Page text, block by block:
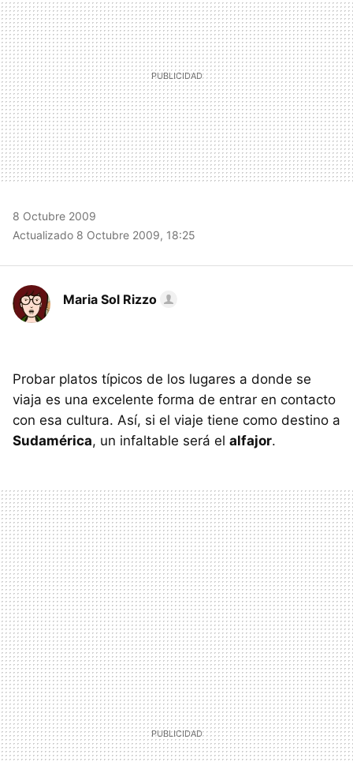
8 Octubre 2009
Actualizado 8 Octubre 2009, 18:25
Maria Sol Rizzo
Probar platos típicos de los lugares a donde se
viaja es una excelente forma de entrar en contacto
con esa cultura. Así, si el viaje tiene como destino a
Sudamérica, un infaltable será el alfajor.